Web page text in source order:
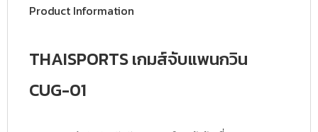
Product Information
THAISPORTS เกมส์จับแพนกวิน
CUG-01